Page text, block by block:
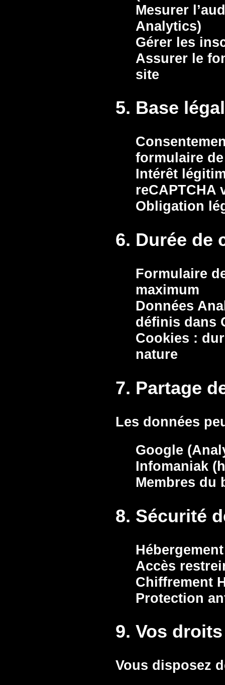
Mesurer
Analytics)
Gérer les
Assurer le
site
5. Base
formulaire
Intérêt
reCAPTCHA
Obligation
6. Durée de
Formulaire
maximum
Données
définis dans
Cookies :
nature
7. Partage
Les données
Google
Infomaniak
Membres du
8. Sécurité
Accès
Chiffrement
Protection
9. Vos droits
Vous disposez